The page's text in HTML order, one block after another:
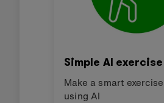
Simple AI
Make a smart
using AI